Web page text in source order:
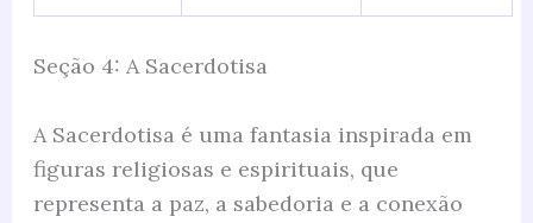
Seção 4: A Sacerdotisa
A Sacerdotisa é uma fantasia inspirada em
figuras religiosas e espirituais, que
representa a paz, a sabedoria e a conexão